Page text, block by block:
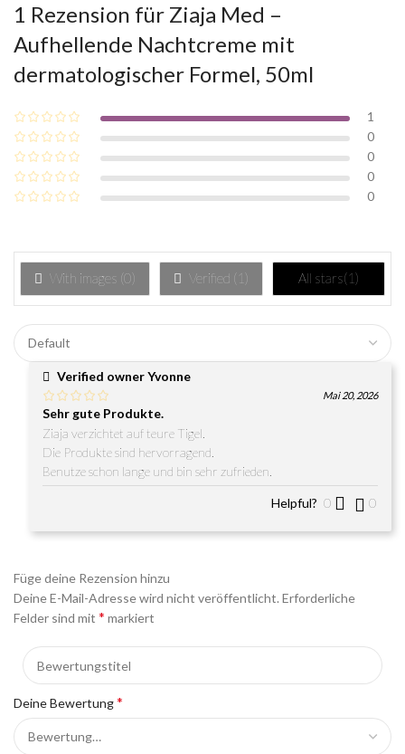
1 Rezension für Ziaja Med –
Aufhellende Nachtcreme mit
dermatologischer Formel, 50ml
1
0
0
0
0
With images (0) Verified ( 1 ) All stars(1)
Verified ownerYvonne
Mai 20, 2026
Sehr gute Produkte.
Ziaja verzichtet auf teure Tigel.
Die Produkte sind hervorragend.
Benutze schon lange und bin sehr zufrieden.
Helpful? 0 0
Füge deine Rezension hinzu
Deine E-Mail-Adresse wird nicht veröffentlicht.Erforderliche
Felder sind mit * markiert
Deine Bewertung*